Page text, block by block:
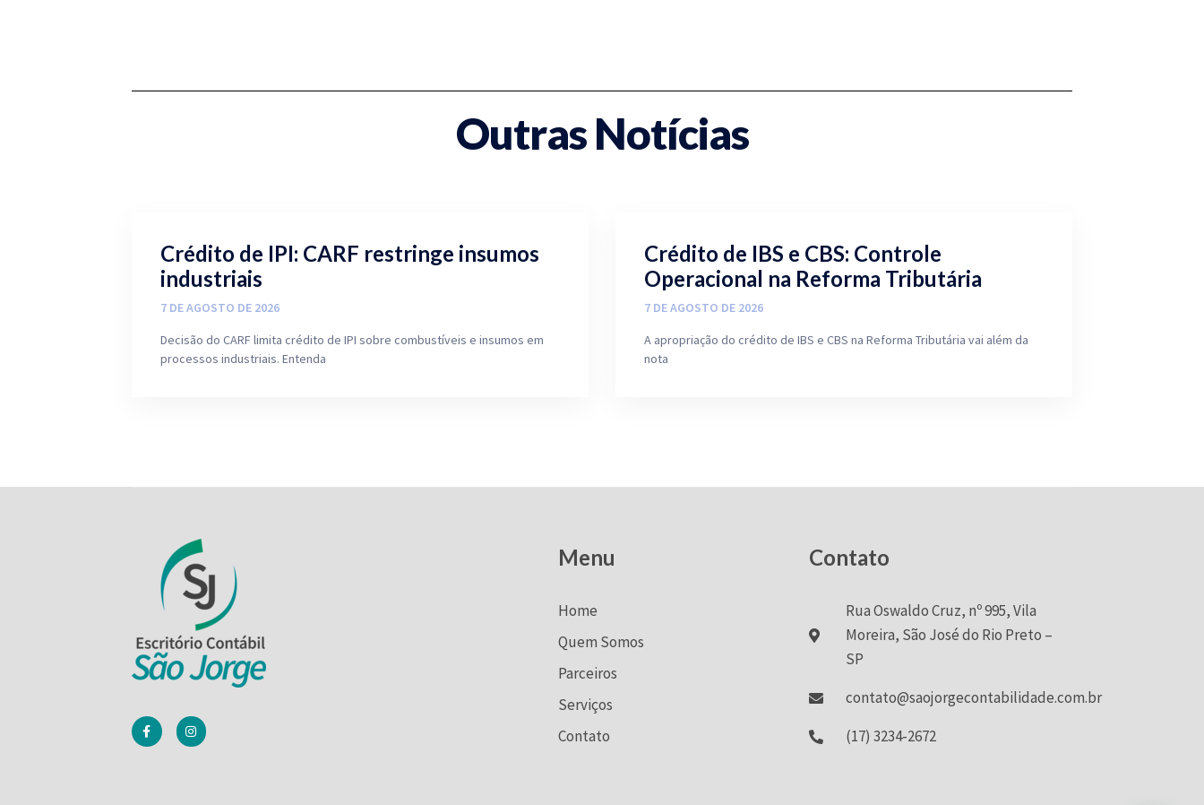
Outras Notícias
Crédito de IPI: CARF restringe insumos
industriais
7 DE AGOSTO DE 2026
Decisão do CARF limita crédito de IPI sobre combustíveis e insumos em
processos industriais. Entenda
Crédito de IBS e CBS: Controle
Operacional na Reforma Tributária
7 DE AGOSTO DE 2026
A apropriação do crédito de IBS e CBS na Reforma Tributária vai além da
nota
Menu
Home
Quem Somos
Parceiros
Serviços
Contato
Contato
Rua Oswaldo Cruz, nº 995, Vila
Moreira, São José do Rio Preto –
SP
contato@saojorgecontabilidade.com.br
(17) 3234-2672